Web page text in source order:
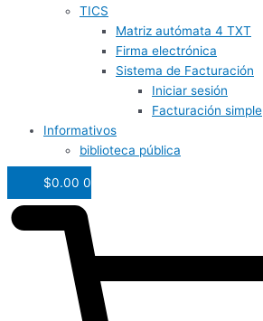
TICS
Matriz autómata 4 TXT
Firma electrónica
Sistema de Facturación
Iniciar sesión
Facturación simple
Informativos
biblioteca pública
$0.00 0